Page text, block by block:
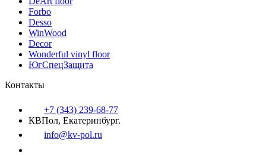
Forbo
Desso
WinWood
Decor
Wonderful vinyl floor
ЮгСпецЗащита
Контакты
+7 (343) 239-68-77
КВПол, Екатеринбург.
info@kv-pol.ru